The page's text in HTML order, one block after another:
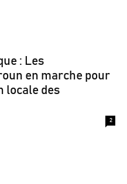
: Les
en marche pour
locale des
2